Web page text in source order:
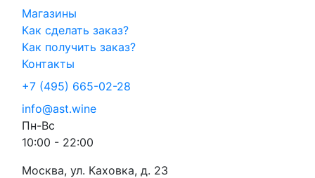
Магазины
Как сделать заказ?
Как получить заказ?
Контакты
+7 (495) 665-02-28
info@ast.wine
Пн-Вс
10:00 - 22:00
Москва, ул. Каховка, д. 23